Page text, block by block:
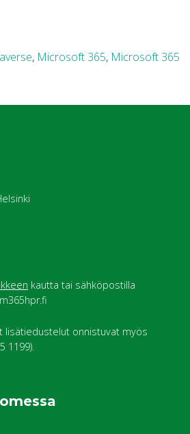
, Microsoft 365, Microsoft 365
kautta tai sähköpostilla
lisätiedustelut onnistuvat myös
1199).